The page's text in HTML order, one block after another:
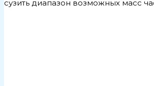
сузить диапазон возможных масс